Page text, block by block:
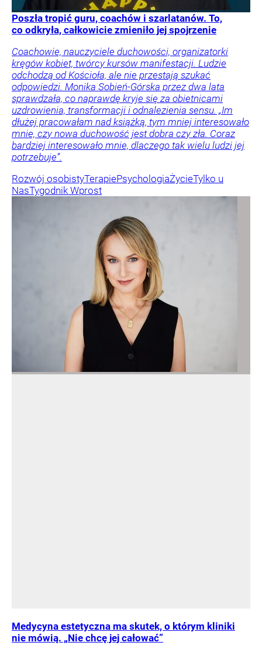
Poszła tropić guru, coachów i szarlatanów. To,
co odkryła, całkowicie zmieniło jej spojrzenie
Coachowie, nauczyciele duchowości, organizatorki
kręgów kobiet, twórcy kursów manifestacji. Ludzie
odchodzą od Kościoła, ale nie przestają szukać
odpowiedzi. Monika Sobień-Górska przez dwa lata
sprawdzała, co naprawdę kryje się za obietnicami
uzdrowienia, transformacji i odnalezienia sensu. „Im
dłużej pracowałam nad książką, tym mniej interesowało
mnie, czy nowa duchowość jest dobra czy zła. Coraz
bardziej interesowało mnie, dlaczego tak wielu ludzi jej
potrzebuje”.
Rozwój osobistyTerapiePsychologiaŻycieTylko u
NasTygodnik Wprost
Medycyna estetyczna ma skutek, o którym kliniki
nie mówią. „Nie chcę jej całować”